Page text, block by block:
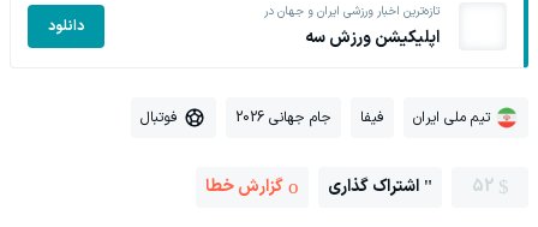
تازه‌ترین اخبار ورزشی ایران و جهان در
اپلیکیشن ورزش سه دانلود
تیم ملی ایران فیفا جام جهانی 2026 فوتبال
52 اشتراک گذاری گزارش خطا